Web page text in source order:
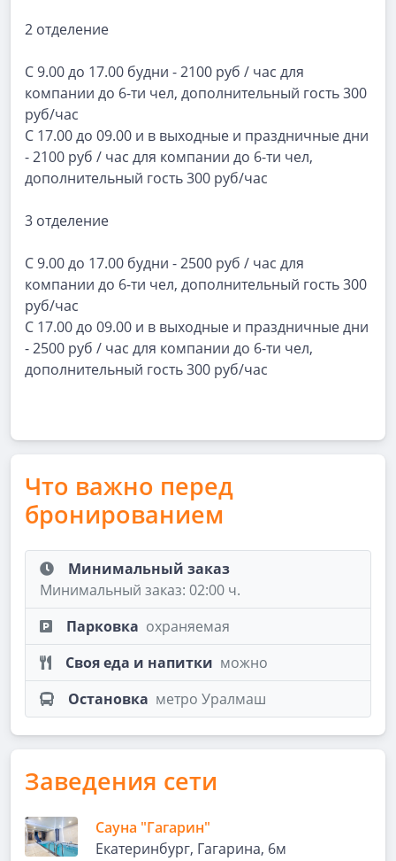
2 отделение
С 9.00 до 17.00 будни - 2100 руб / час для
компании до 6-ти чел, дополнительный гость 300
руб/час
С 17.00 до 09.00 и в выходные и праздничные дни
- 2100 руб / час для компании до 6-ти чел,
дополнительный гость 300 руб/час
3 отделение
С 9.00 до 17.00 будни - 2500 руб / час для
компании до 6-ти чел, дополнительный гость 300
руб/час
С 17.00 до 09.00 и в выходные и праздничные дни
- 2500 руб / час для компании до 6-ти чел,
дополнительный гость 300 руб/час
Что важно перед
бронированием
Минимальный заказ
Минимальный заказ: 02:00 ч.
Парковка охраняемая
Своя еда и напитки можно
Остановка метро Уралмаш
Заведения сети
Сауна "Гагарин"
Екатеринбург, Гагарина, 6м